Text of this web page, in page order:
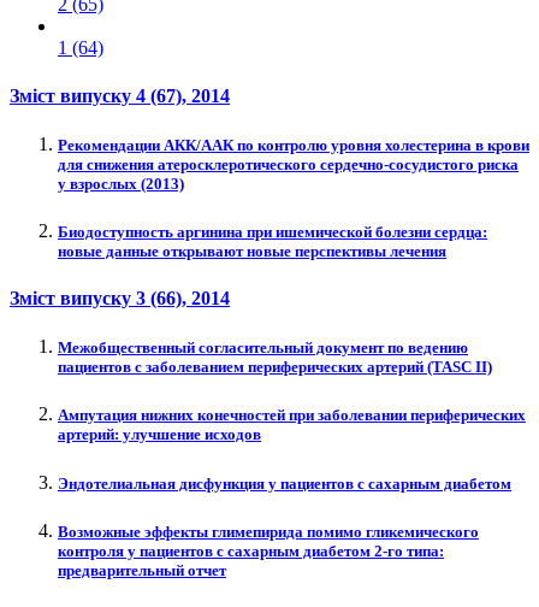
2 (65)
1 (64)
Зміст випуску 4 (67), 2014
Рекомендации AКК/AАК по контролю уровня холестерина в крови
для снижения атеросклеротического сердечно-сосудистого риска
у взрослых (2013)
Биодоступность аргинина при ишемической болезни сердца:
новые данные открывают новые перспективы лечения
Зміст випуску 3 (66), 2014
Межобщественный согласительный документ по ведению
пациентов с заболеванием периферических артерий (TASC II)
Ампутация нижних конечностей при заболевании периферических
артерий: улучшение исходов
Эндотелиальная дисфункция у пациентов с сахарным диабетом
Возможные эффекты глимепирида помимо гликемического
контроля у пациентов с сахарным диабетом 2-го типа:
предварительный отчет